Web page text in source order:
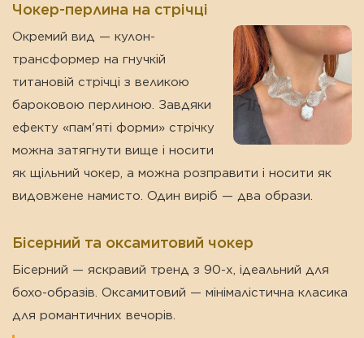
Чокер-перлина на стрічці
Окремий вид — кулон-
трансформер на гнучкій
титановій стрічці з великою
бароковою перлиною. Завдяки
ефекту «пам'яті форми» стрічку
можна затягнути вище і носити
як щільний чокер, а можна розправити і носити як
видовжене намисто. Один виріб — два образи.
Бісерний та оксамитовий чокер
Бісерний — яскравий тренд з 90-х, ідеальний для
бохо-образів. Оксамитовий — мінімалістична класика
для романтичних вечорів.